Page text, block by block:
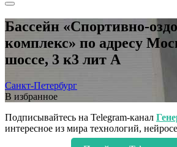
Бассейн «Спортивно-
комплекс» по адресу
шоссе, 3 к3 лит А
Санкт-Петербург
В избранное
Подписывайтесь на Telegram-канал
интересное из мира технологий,